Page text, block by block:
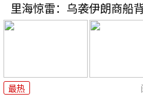
里海惊雷：乌袭伊朗商船
最热